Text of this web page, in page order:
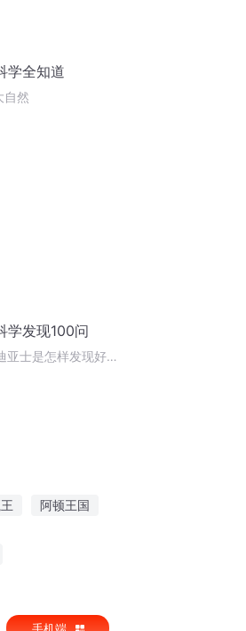
学全知道
自然
学发现100问
亚士是怎样发现好望
阿顿王国